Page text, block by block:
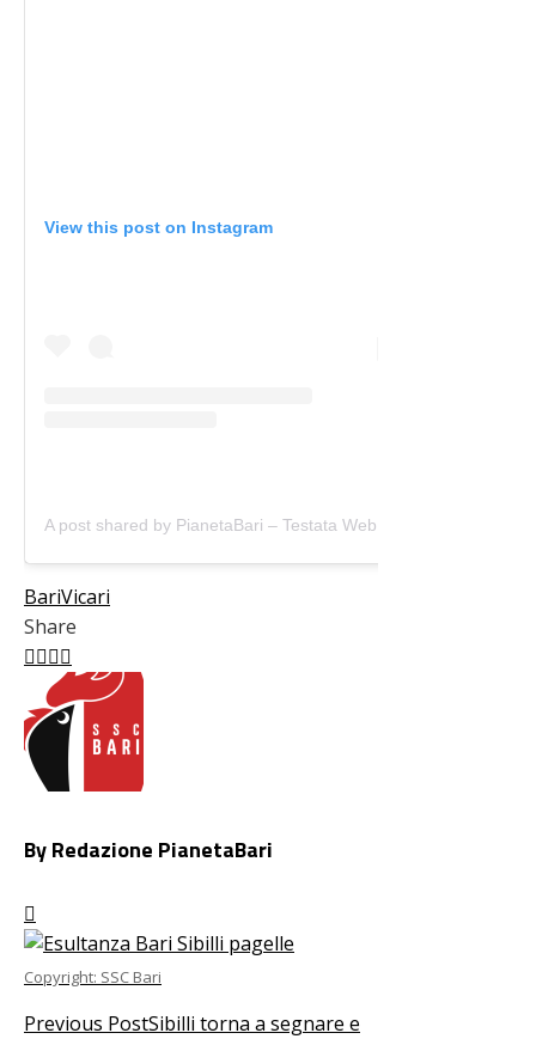
View this post on Instagram
BariVicari
Share
Facebook
Twitter
LinkedIn
Pinterest
Stumbleupon
By Redazione PianetaBari
Copyright: SSC Bari
Previous PostSibilli torna a segnare e